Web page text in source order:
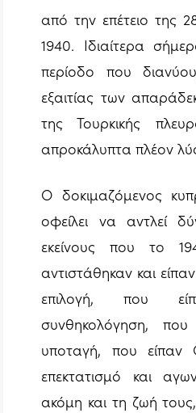
από την επέτειο της
1940. Ιδιαίτερα
περίοδο που
εξαιτίας των
της Τουρκικής
απροκάλυπτα πλέον
Ο δοκιμαζόμενος
οφείλει να αντλεί
εκείνους που το
αντιστάθηκαν και
επιλογή, που
συνθηκολόγηση,
υποταγή, που
επεκτατισμό και
ακόμη και τη ζωή